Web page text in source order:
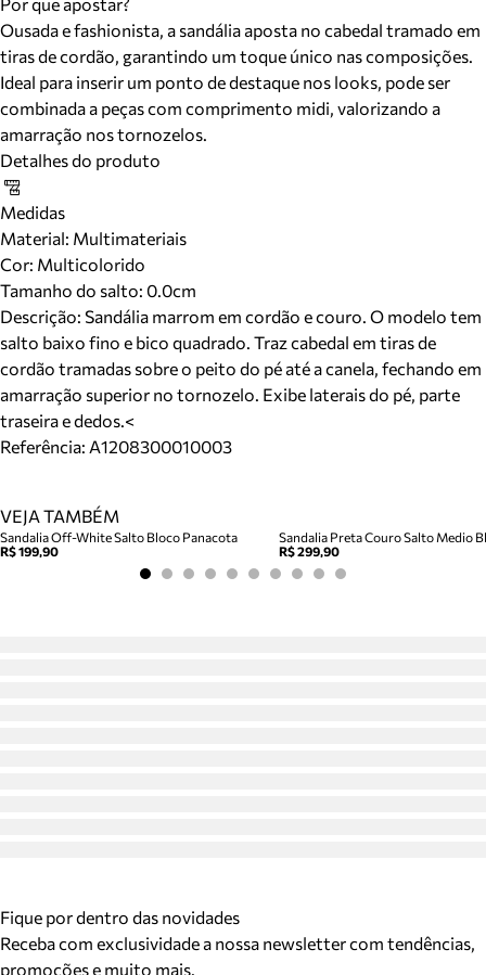
Ousada e fashionista, a sandália aposta no cabedal tramado em
tiras de cordão, garantindo um toque único nas composições.
Ideal para inserir um ponto de destaque nos looks, pode ser
combinada a peças com comprimento midi, valorizando a
amarração nos tornozelos.
Detalhes do produto
Medidas
Material: Multimateriais
Cor: Multicolorido
Tamanho do salto: 0.0cm
Descrição: Sandália marrom em cordão e couro. O modelo tem
salto baixo fino e bico quadrado. Traz cabedal em tiras de
cordão tramadas sobre o peito do pé até a canela, fechando em
amarração superior no tornozelo. Exibe laterais do pé, parte
traseira e dedos.<
Referência: A1208300010003
VEJA TAMBÉM
Sandalia Off-White Salto Bloco Panacota
R$ 199,90
Sandalia Preta Couro Salto Medio
R$ 299,90
Fique por dentro das novidades
Receba com exclusividade a nossa newsletter com tendências,
promoções e muito mais.